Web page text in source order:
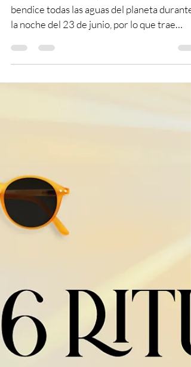
Cuenta la tradición que San Juan Bautista
bendice todas las aguas del planeta durante
buena fortuna a quienes se bañen en ella.
Aquí te comparto 12 rituales para la Noche
de San Juan y recomendaciones para cada